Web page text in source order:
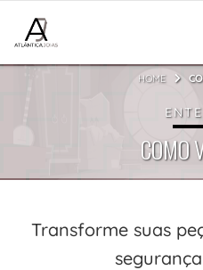
HOME
COMO
Transforme suas